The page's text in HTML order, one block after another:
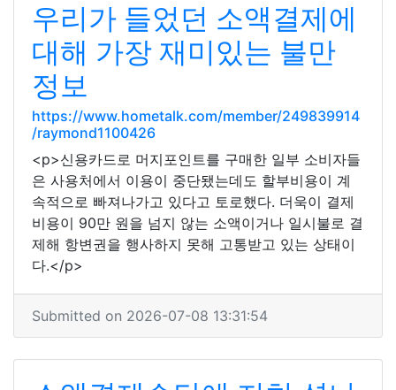
우리가 들었던 소액결제에
대해 가장 재미있는 불만
정보
https://www.hometalk.com/member/249839914
/raymond1100426
<p>신용카드로 머지포인트를 구매한 일부 소비자들
은 사용처에서 이용이 중단됐는데도 할부비용이 계
속적으로 빠져나가고 있다고 토로했다. 더욱이 결제
비용이 90만 원을 넘지 않는 소액이거나 일시불로 결
제해 항변권을 행사하지 못해 고통받고 있는 상태이
다.</p>
Submitted on 2026-07-08 13:31:54